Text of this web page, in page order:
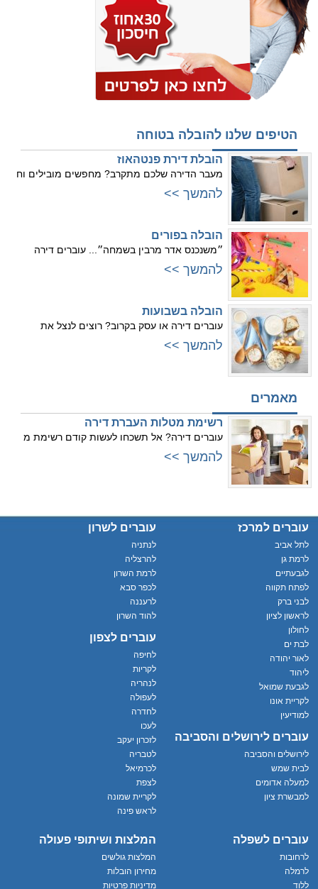
הטיפים שלנו להובלה בטוחה
הובלת דירת פנטהאוז
מעבר הדירה שלכם מתקרב? מחפשים מובילים וח
להמשך >>
הובלה בפורים
״משנכנס אדר מרבין בשמחה״... עוברים דירה
להמשך >>
הובלה בשבועות
עוברים דירה או עסק בקרוב? רוצים לנצל את
להמשך >>
מאמרים
רשימת מטלות העברת דירה
עוברים דירה? אל תשכחו לעשות קודם רשימת מ
להמשך >>
עוברים למרכז
לתל אביב
לרמת גן
לגבעתיים
לפתח תקווה
לבני ברק
לראשון לציון
לחולון
לבת ים
לאור יהודה
ליהוד
לגבעת שמואל
לקריית אונו
למודיעין
עוברים לירושלים והסביבה
לירושלים והסביבה
לבית שמש
למעלה אדומים
למבשרת ציון
עוברים לשרון
לנתניה
להרצליה
לרמת השרון
לכפר סבא
לרעננה
להוד השרון
עוברים לצפון
לחיפה
לקריות
לנהריה
לעפולה
לחדרה
לעכו
לזכרון יעקב
לטבריה
לכרמיאל
לצפת
לקריית שמונה
לראש פינה
עוברים לשפלה
לרחובות
לרמלה
ללוד
המלצות ושיתופי פעולה
המלצות גולשים
מחירון הובלות
מדיניות פרטיות